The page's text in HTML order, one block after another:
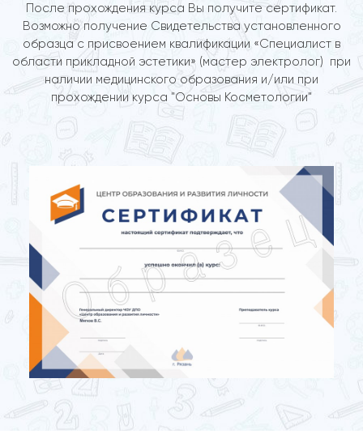
После прохождения курса Вы получите сертификат.
Возможно получение Свидетельства установленного
образца с присвоением квалификации «Специалист в
области прикладной эстетики» (мастер электролог) при
наличии медицинского образования и/или при
прохождении курса "Основы Косметологии"